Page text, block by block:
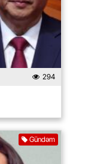
294
Gündəm